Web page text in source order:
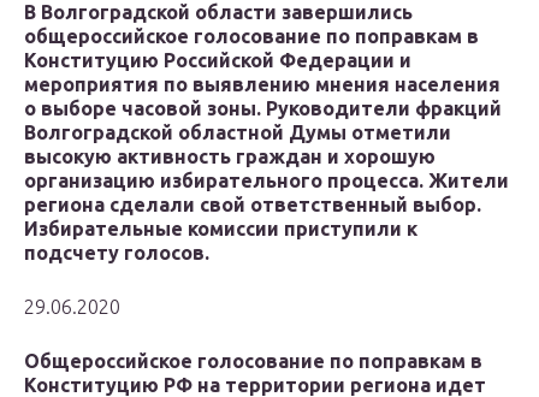
В Волгоградской области завершились
общероссийское голосование по поправкам в
Конституцию Российской Федерации и
мероприятия по выявлению мнения населения
о выборе часовой зоны. Руководители фракций
Волгоградской областной Думы отметили
высокую активность граждан и хорошую
организацию избирательного процесса. Жители
региона сделали свой ответственный выбор.
Избирательные комиссии приступили к
подсчету голосов.
29.06.2020
Общероссийское голосование по поправкам в
Конституцию РФ на территории региона идет